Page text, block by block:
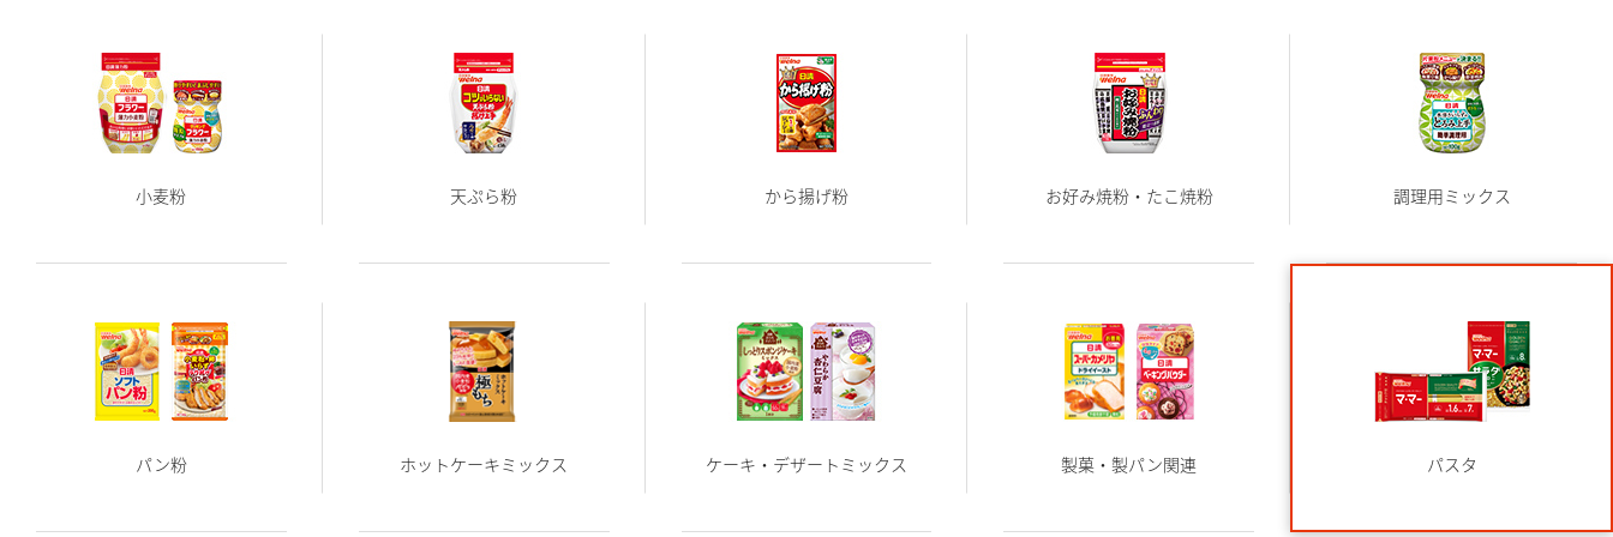
小麦粉 天ぷら粉 から揚げ粉 お好み焼粉・たこ焼粉 調理用ミックス
パン粉 ホットケーキミックス ケーキ・デザートミックス 製菓・製パン関連 パスタ